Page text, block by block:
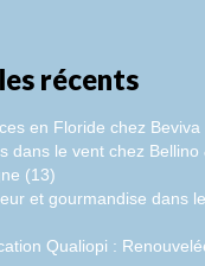
récents
en Floride chez Beviva
dans le vent chez Bellino
(13)
et gourmandise dans
Qualiopi :